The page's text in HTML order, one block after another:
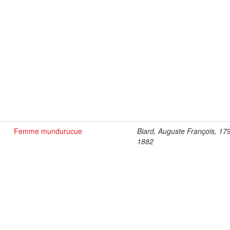
Femme mundurucue
Biard, Auguste François,
1882